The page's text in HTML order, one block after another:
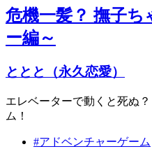
危機一髪？ 撫子ち
ー編～
ととと（永久恋愛）
エレベーターで動くと死ぬ
ム！
#アドベンチャーゲーム